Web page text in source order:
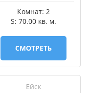
Комнат: 2
S: 70.00 кв. м.
СМОТРЕТЬ
Ейск